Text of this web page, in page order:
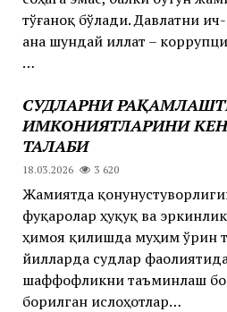
тўғаноқ бўлади. Давлатни
ана шундай иллат –
…
СУДЛАРНИ
ИМКОНИЯТЛАРИНИ
ТАЛАБИ
18.03.2026 3 620
Жамиятда
фуқаролар ҳуқуқ ва
ҳимоя қилишда муҳим ўрин
йилларда судлар
шаффофликни таъминлаш
борилган ислоҳотлар…